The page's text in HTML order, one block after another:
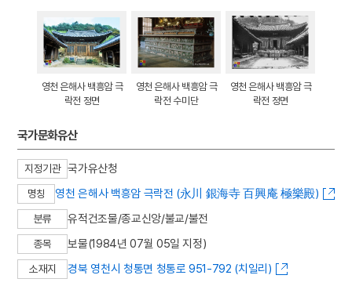
영천 은해사 백흥암 극
락전 정면
영천 은해사 백흥암 극
락전 수미단
영천 은해사 백흥암 극
락전 정면
국가문화유산
지정기관 국가유산청
명칭 영천 은해사 백흥암 극락전 (永川 銀海寺 百興庵 極樂殿)
분류 유적건조물/종교신앙/불교/불전
종목 보물(1984년 07월 05일 지정)
소재지 경북 영천시 청통면 청통로 951-792 (치일리)